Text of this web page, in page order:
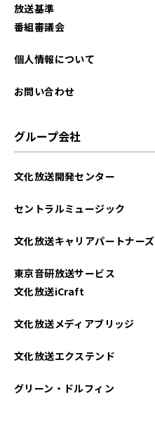
2025年03月
2024年12月
2024年07月
2024年06月
2024年05月
放送基準
番組審議会
個人情報について
お問い合わせ
グループ会社
文化放送開発センター
セントラルミュージック
文化放送キャリアパートナーズ
東京音研放送サービス
文化放送iCraft
文化放送メディアブリッジ
文化放送エクステンド
グリーン・ドルフィン